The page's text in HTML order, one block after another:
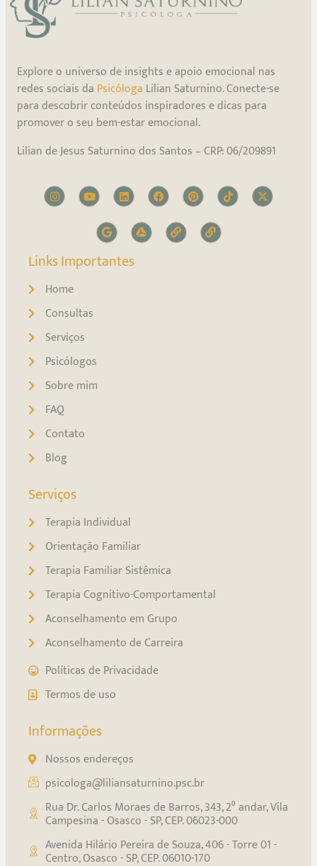
Explore o universo de insights e apoio emocional nas
redes sociais da Psicóloga Lilian Saturnino. Conecte-se
para descobrir conteúdos inspiradores e dicas para
promover o seu bem-estar emocional.
Lilian de Jesus Saturnino dos Santos – CRP: 06/209891
Links Importantes
Home
Consultas
Serviços
Psicólogos
Sobre mim
FAQ
Contato
Blog
Serviços
Terapia Individual
Orientação Familiar
Terapia Familiar Sistêmica
Terapia Cognitivo-Comportamental
Aconselhamento em Grupo
Aconselhamento de Carreira
Políticas de Privacidade
Termos de uso
Informações
Nossos endereços
psicologa@liliansaturnino.psc.br
Rua Dr. Carlos Moraes de Barros, 343, 2⁰ andar, Vila
Campesina - Osasco - SP, CEP. 06023-000
Avenida Hilário Pereira de Souza, 406 - Torre 01 -
Centro, Osasco - SP, CEP. 06010-170